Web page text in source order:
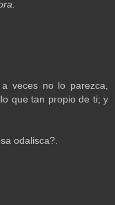
veces no lo parezca,
que tan propio de ti; y
odalisca?.